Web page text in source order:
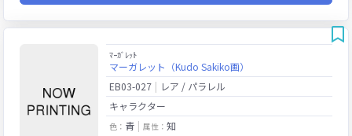
ﾏｰｶﾞﾚｯﾄ
マーガレット（Kudo Sakiko画）
EB03-027
レア / パラレル
キャラクター
色： 青 属性： 知